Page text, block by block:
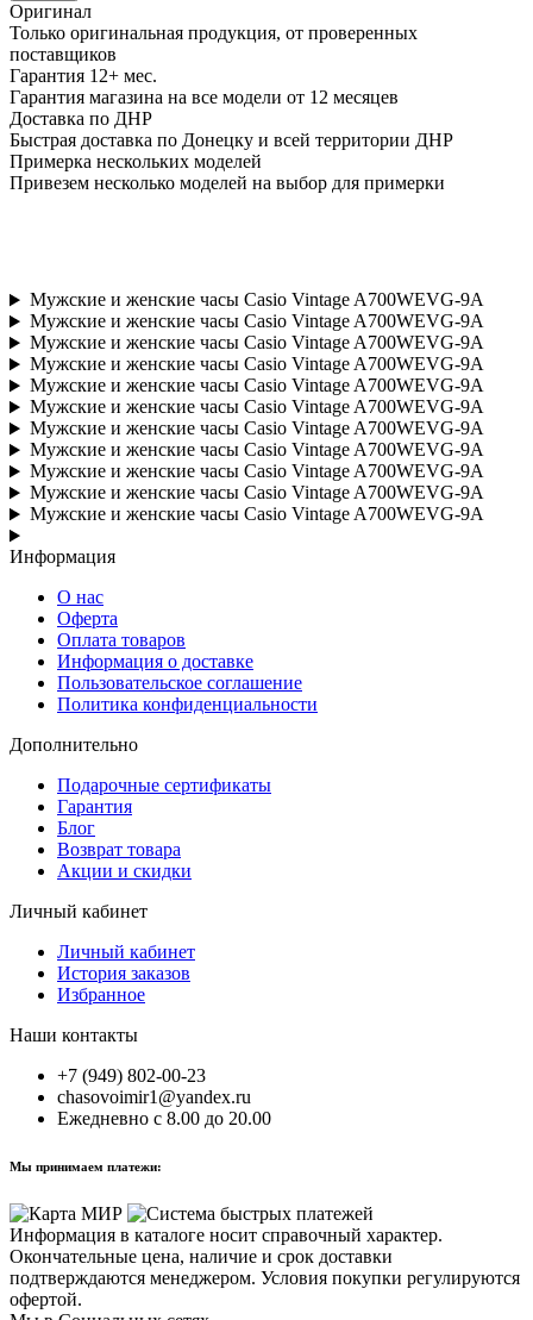
Оригинал
Только оригинальная продукция, от проверенных
поставщиков
Гарантия 12+ мес.
Гарантия магазина на все модели от 12 месяцев
Доставка по ДНР
Быстрая доставка по Донецку и всей территории ДНР
Примерка нескольких моделей
Привезем несколько моделей на выбор для примерки
Мужские и женские часы Casio Vintage A700WEVG-9A
Мужские и женские часы Casio Vintage A700WEVG-9A
Мужские и женские часы Casio Vintage A700WEVG-9A
Мужские и женские часы Casio Vintage A700WEVG-9A
Мужские и женские часы Casio Vintage A700WEVG-9A
Мужские и женские часы Casio Vintage A700WEVG-9A
Мужские и женские часы Casio Vintage A700WEVG-9A
Мужские и женские часы Casio Vintage A700WEVG-9A
Мужские и женские часы Casio Vintage A700WEVG-9A
Мужские и женские часы Casio Vintage A700WEVG-9A
Мужские и женские часы Casio Vintage A700WEVG-9A
Информация
О нас
Оферта
Оплата товаров
Информация о доставке
Пользовательское соглашение
Политика конфиденциальности
Дополнительно
Подарочные сертификаты
Гарантия
Блог
Возврат товара
Акции и скидки
Личный кабинет
Личный кабинет
История заказов
Избранное
Наши контакты
+7 (949) 802-00-23
chasovoimir1@yandex.ru
Ежедневно с 8.00 до 20.00
Мы принимаем платежи:
Информация в каталоге носит справочный характер.
Окончательные цена, наличие и срок доставки
подтверждаются менеджером. Условия покупки регулируются
офертой.